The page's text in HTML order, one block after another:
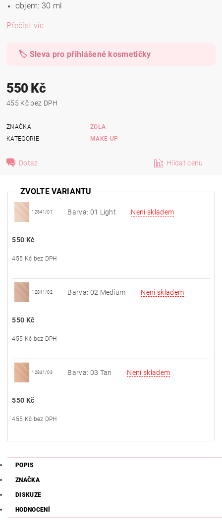
objem: 30 ml
Přečíst víc
🏷️ Sleva pro přihlášené kosmetičky
550 Kč
455 Kč bez DPH
ZNAČKA
ZOLA
KATEGORIE
MAKE-UP
Dotaz Hlídat cenu
ZVOLTE VARIANTU
12841/01 Barva: 01 Light Není skladem
550 Kč
455 Kč bez DPH
12841/02 Barva: 02 Medium Není skladem
550 Kč
455 Kč bez DPH
12841/03 Barva: 03 Tan Není skladem
550 Kč
455 Kč bez DPH
POPIS
ZNAČKA
DISKUZE
HODNOCENÍ